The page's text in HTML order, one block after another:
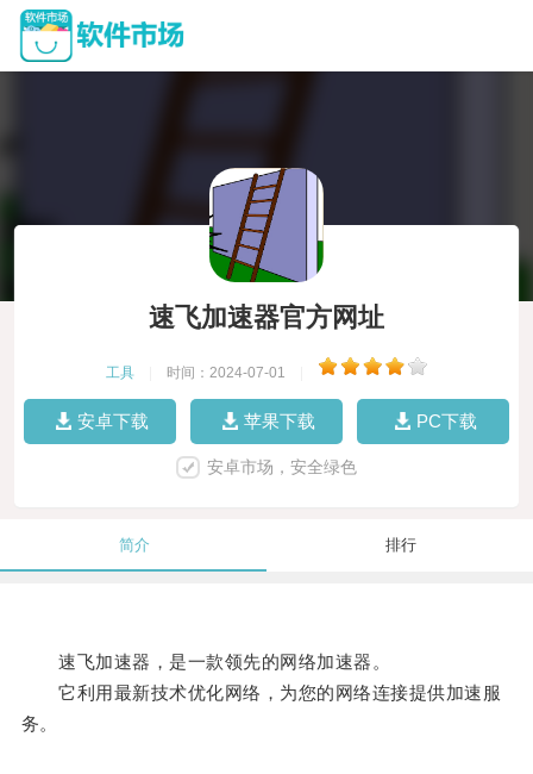
速飞加速器官方网址
工具 时间：2024-07-01
安卓下载 苹果下载 PC下载
安卓市场，安全绿色
简介 排行
速飞加速器，是一款领先的网络加速器。
它利用最新技术优化网络，为您的网络连接提供加速服
务。